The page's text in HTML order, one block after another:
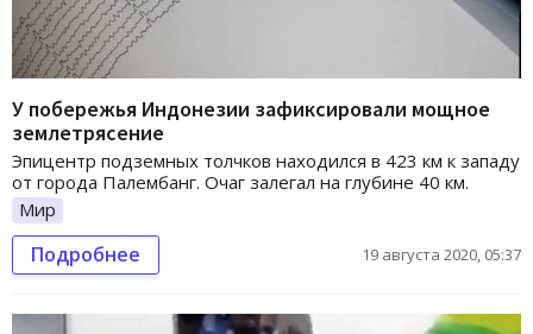
У побережья Индонезии зафиксировали мощное
землетрясение
Эпицентр подземных толчков находился в 423 км к западу
от города Палембанг. Очаг залегал на глубине 40 км.
Мир
Подробнее 19 августа 2020, 05:37